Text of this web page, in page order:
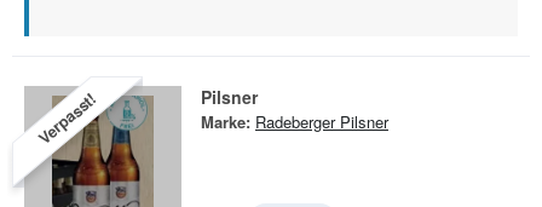
Verpasst! Pilsner
Marke: Radeberger Pilsner